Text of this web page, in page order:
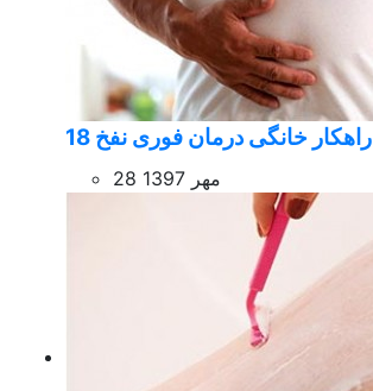
18 راهکار خانگی درمان فوری نفخ
28 مهر 1397